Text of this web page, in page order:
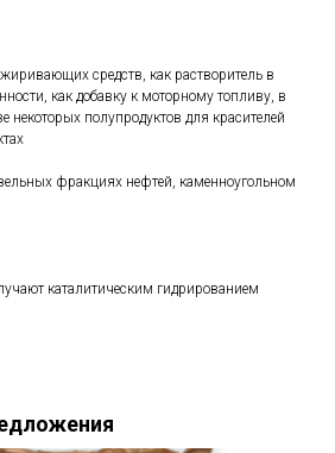
средств, как растворитель в
как добавку к моторному топливу, в
некоторых полупродуктов для красителей
фракциях нефтей, каменноугольном
каталитическим гидрированием